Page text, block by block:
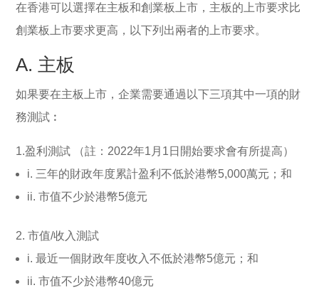
在香港可以選擇在主板和創業板上市，主板的上市要求比
創業板上市要求更高，以下列出兩者的上市要求。
A. 主板
如果要在主板上市，企業需要通過以下三項其中一項的財
務測試︰
1.盈利測試 （註：2022年1月1日開始要求會有所提高）
i. 三年的財政年度累計盈利不低於港幣5,000萬元；和
ii. 市值不少於港幣5億元
2. 市值/收入測試
i. 最近一個財政年度收入不低於港幣5億元；和
ii. 市值不少於港幣40億元